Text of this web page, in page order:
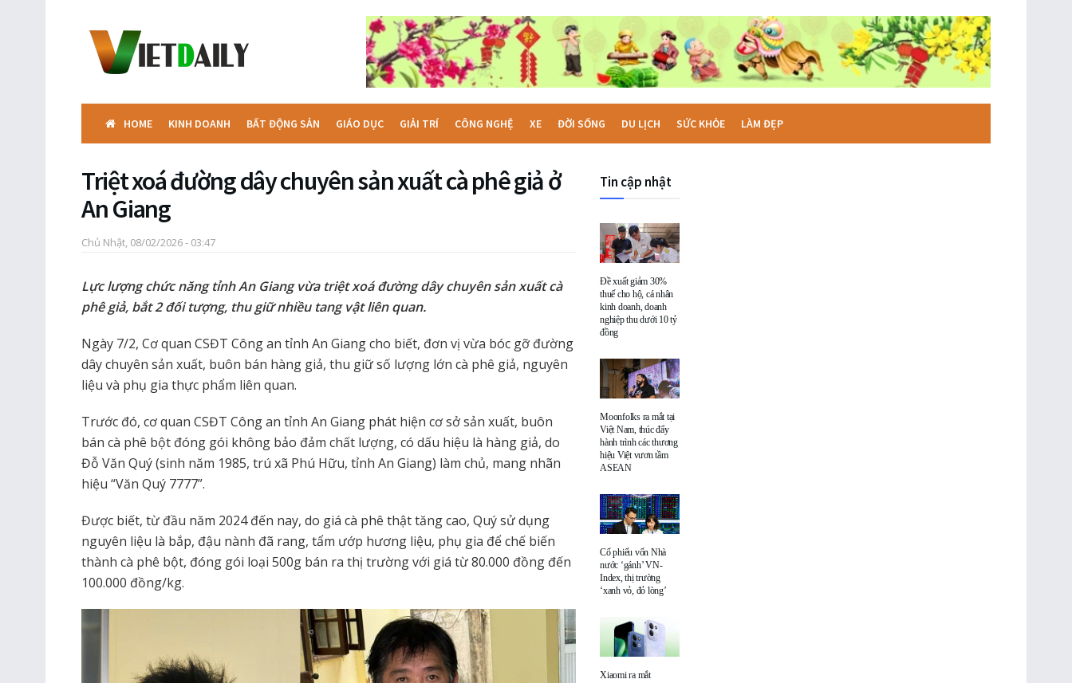
HOME KINH DOANH BẤT ĐỘNG SẢN GIÁO DỤC GIẢI TRÍ CÔNG NGHỆ XE ĐỜI SỐNG DU LỊCH SỨC KHỎE LÀM ĐẸP
Triệt xoá đường dây chuyên sản xuất cà phê giả ở
An Giang
Chủ Nhật, 08/02/2026 - 03:47
Lực lượng chức năng tỉnh An Giang vừa triệt xoá đường dây chuyên sản xuất cà
phê giả, bắt 2 đối tượng, thu giữ nhiều tang vật liên quan.
Ngày 7/2, Cơ quan CSĐT Công an tỉnh An Giang cho biết, đơn vị vừa bóc gỡ đường
dây chuyên sản xuất, buôn bán hàng giả, thu giữ số lượng lớn cà phê giả, nguyên
liệu và phụ gia thực phẩm liên quan.‎
Trước đó, cơ quan CSĐT Công an tỉnh An Giang phát hiện cơ sở sản xuất, buôn
bán cà phê bột đóng gói không bảo đảm chất lượng, có dấu hiệu là hàng giả, do
Đỗ Văn Quý (sinh năm 1985, trú xã Phú Hữu, tỉnh An Giang) làm chủ, mang nhãn
hiệu “Văn Quý 7777”.
Được biết, từ đầu năm 2024 đến nay, do giá cà phê thật tăng cao, Quý sử dụng
nguyên liệu là bắp, đậu nành đã rang, tẩm ướp hương liệu, phụ gia để chế biến
thành cà phê bột, đóng gói loại 500g bán ra thị trường với giá từ 80.000 đồng đến
100.000 đồng/kg.
Tin cập nhật
Đề xuất giảm 30%
thuế cho hộ, cá nhân
kinh doanh, doanh
nghiệp thu dưới 10 tỷ
đồng
Moonfolks ra mắt tại
Việt Nam, thúc đẩy
hành trình các thương
hiệu Việt vươn tầm
ASEAN
Cổ phiếu vốn Nhà
nước ‘gánh’ VN-
Index, thị trường
‘xanh vỏ, đỏ lòng’
Xiaomi ra mắt